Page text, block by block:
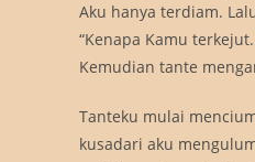
Aku hanya terdiam.
“Kenapa Kamu
Kemudian tante
Tanteku mulai
kusadari aku